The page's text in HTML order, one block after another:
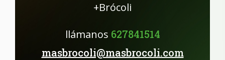
+Brócoli
llámanos 627841514
masbrocoli@masbrocoli.com